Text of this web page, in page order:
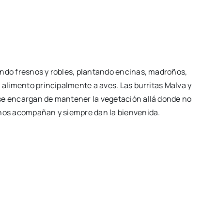
fresnos y robles, plantando encinas, madroños,
principalmente a aves. Las burritas Malva y
encargan de mantener la vegetación allá donde no
acompañan y siempre dan la bienvenida.